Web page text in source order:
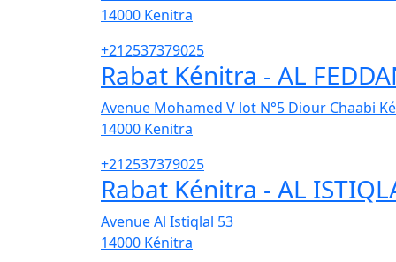
14000 Kenitra
+212537379025
Rabat Kénitra - AL
Avenue Mohamed V lot N°5 Diour Chaabi
14000 Kenitra
+212537379025
Rabat Kénitra - AL
Avenue Al Istiqlal 53
14000 Kénitra